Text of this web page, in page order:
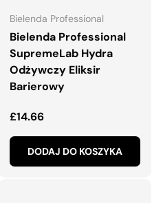
Bielenda Professional
Bielenda Professional
SupremeLab Hydra
Odżywczy Eliksir
Barierowy
Normalna cena
£14.66
DODAJ DO KOSZYKA